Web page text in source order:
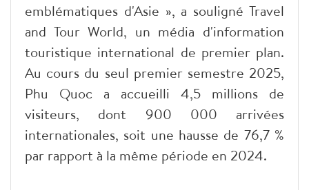
emblématiques d'Asie », a souligné Travel
and Tour World, un média d'information
touristique international de premier plan.
Au cours du seul premier semestre 2025,
Phu Quoc a accueilli 4,5 millions de
visiteurs, dont 900 000 arrivées
internationales, soit une hausse de 76,7 %
par rapport à la même période en 2024.